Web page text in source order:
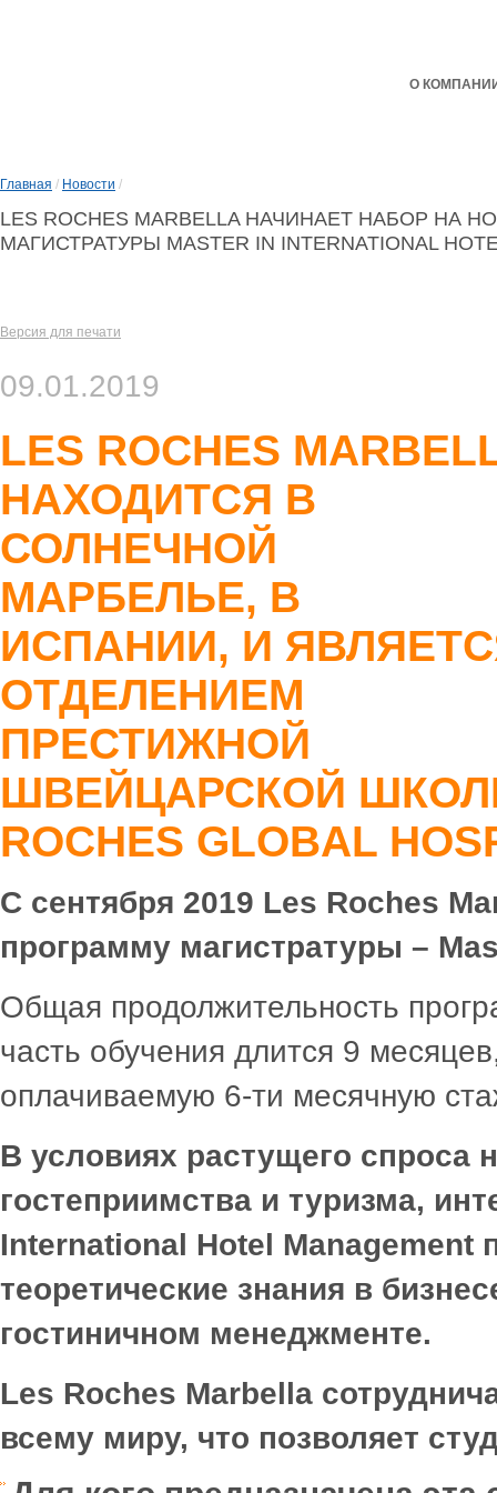
О
Главная / Новости /
LES ROCHES MARBELLA НАЧИНАЕТ НАБОР НА
МАГИСТРАТУРЫ MASTER IN INTERNATIONAL
Версия для печати
09.01.2019
LES ROCHES
НАХОДИТСЯ В
СОЛНЕЧНОЙ
МАРБЕЛЬЕ, В
ИСПАНИИ, И
ОТДЕЛЕНИЕМ
ПРЕСТИЖНОЙ
ШВЕЙЦАРСКОЙ
ROCHES GLOBAL
С сентября 2019 Les Roches
программу магистратуры –
Общая продолжительность
часть обучения длится 9
оплачиваемую 6-ти месячную
В условиях растущего спроса
гостеприимства и туризма,
International Hotel Management
теоретические знания в
гостиничном менеджменте.
Les Roches Marbella
всему миру, что позволяет